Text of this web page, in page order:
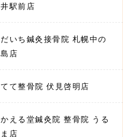
井駅前店
だいち鍼灸接骨院 札幌中の
島店
てて整骨院 伏見啓明店
かえる堂鍼灸院 整骨院 うる
ま店